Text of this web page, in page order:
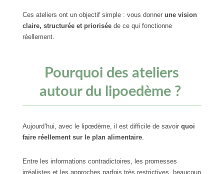
Ces ateliers ont un objectif simple : vous donner une vision
claire, structurée et prioriséede ce qui fonctionne
réellement.
Pourquoi des ateliers
autour du lipoedème ?
Aujourd’hui, avec le lipœdème, il est difficile de savoir quoi
faire réellement sur le plan alimentaire.
Entre les informations contradictoires, les promesses
irréalistes et les approches parfois très restrictives, beaucoup